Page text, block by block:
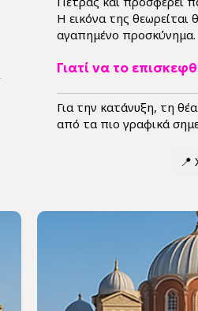
Η εικόνα της θεωρείται
αγαπημένο προσκύνημα.
Γιατί να το
Για την κατάνυξη, τη
από τα πιο γραφικά
📍